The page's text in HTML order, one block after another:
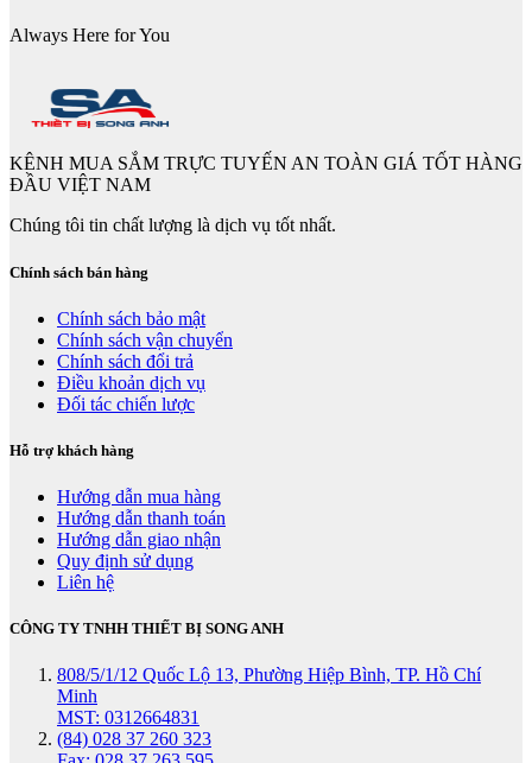
Always Here for You
KÊNH MUA SẮM TRỰC TUYẾN AN TOÀN GIÁ TỐT HÀNG
ĐẦU VIỆT NAM
Chúng tôi tin chất lượng là dịch vụ tốt nhất.
Chính sách bán hàng
Chính sách bảo mật
Chính sách vận chuyển
Chính sách đổi trả
Điều khoản dịch vụ
Đối tác chiến lược
Hỗ trợ khách hàng
Hướng dẫn mua hàng
Hướng dẫn thanh toán
Hướng dẫn giao nhận
Quy định sử dụng
Liên hệ
CÔNG TY TNHH THIẾT BỊ SONG ANH
808/5/1/12 Quốc Lộ 13, Phường Hiệp Bình, TP. Hồ Chí
Minh
MST: 0312664831
(84) 028 37 260 323